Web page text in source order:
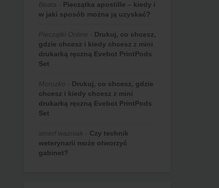
Beata - Pieczątka apostille – kiedy i
w jaki sposób można ją uzyskać?
Pieczątki Online - Drukuj, co chcesz,
gdzie chcesz i kiedy chcesz z mini
drukarką ręczną Evebot PrintPods
Set
Morozko - Drukuj, co chcesz, gdzie
chcesz i kiedy chcesz z mini
drukarką ręczną Evebot PrintPods
Set
smerf ważniak - Czy technik
weterynarii może otworzyć
gabinet?